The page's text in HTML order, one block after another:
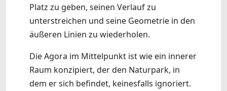
Platz zu geben, seinen Verlauf zu
unterstreichen und seine Geometrie in den
äußeren Linien zu wiederholen.
Die Agora im Mittelpunkt ist wie ein innerer
Raum konzipiert, der den Naturpark, in
dem er sich befindet, keinesfalls ignoriert.